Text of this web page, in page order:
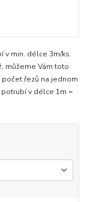
v min. délce 3m/ks.
můžeme Vám toto
řezů na jednom
v délce 1m =